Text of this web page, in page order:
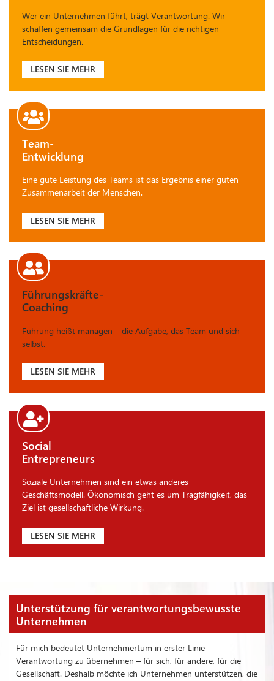
Wer ein Unternehmen führt, trägt Verantwortung. Wir
schaffen gemeinsam die Grundlagen für die richtigen
Entscheidungen.
LESEN SIE MEHR
Team-
Entwicklung
Eine gute Leistung des Teams ist das Ergebnis einer guten
Zusammenarbeit der Menschen.
LESEN SIE MEHR
Führungskräfte-
Coaching
Führung heißt managen – die Aufgabe, das Team und sich
selbst.
LESEN SIE MEHR
Social
Entrepreneurs
Soziale Unternehmen sind ein etwas anderes
Geschäftsmodell. Ökonomisch geht es um Tragfähigkeit, das
Ziel ist gesellschaftliche Wirkung.
LESEN SIE MEHR
Unterstützung für verantwortungsbewusste
Unternehmen
Für mich bedeutet Unternehmertum in erster Linie
Verantwortung zu übernehmen – für sich, für andere, für die
Gesellschaft. Deshalb möchte ich Unternehmen unterstützen, die